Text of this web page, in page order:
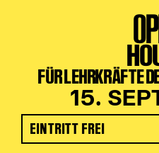
FÜR LEHRKRÄFTE
15.
EINTRITT FREI